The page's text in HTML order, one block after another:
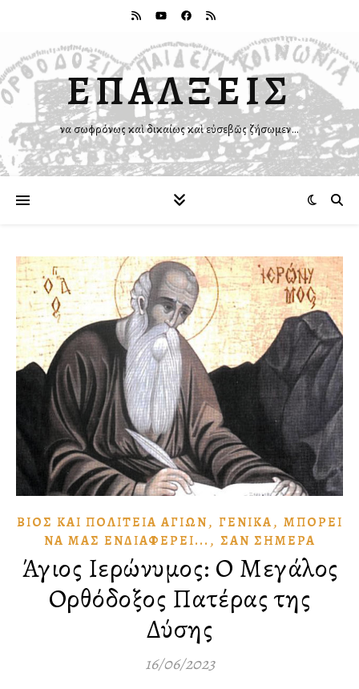
ΕΠΑΛΞΕΙΣ
Ἵνα σωφρόνως καὶ δικαίως καὶ εὐσεβῶς ζήσωμεν…
ΒΊΟΣ ΚΑῚ ΠΟΛΙΤΕΊΑ ἉΓΊΩΝ, ΓΕΝΙΚΆ, ΜΠΟΡΕΙ͂
ΝᾺ ΜΑ͂Σ ἘΝΔΙΑΦΈΡΕΙ... , ΣᾺΝ ΣΉΜΕΡΑ
Άγιος Ιερώνυμος: Ο Μεγάλος
Ορθόδοξος Πατέρας της
Δύσης
16/06/2023